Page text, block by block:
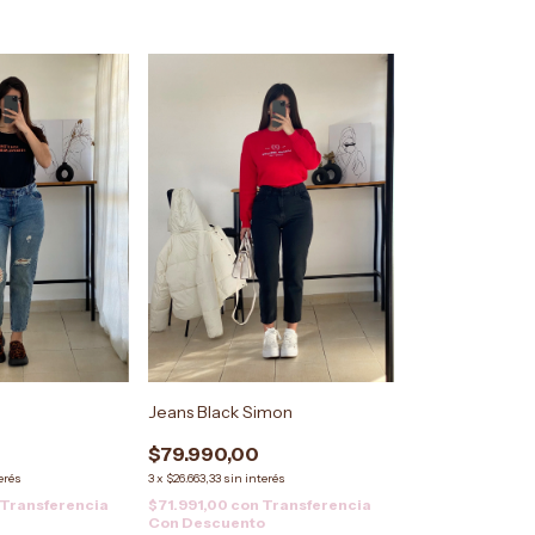
Transferencia
Jeans Black Simon
$79.990,00
3x $26.663,33 sin interés
$71.991,00 con Transferencia
Con Descuento